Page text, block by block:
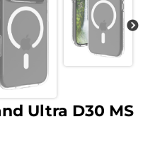
Ultra D30 MS